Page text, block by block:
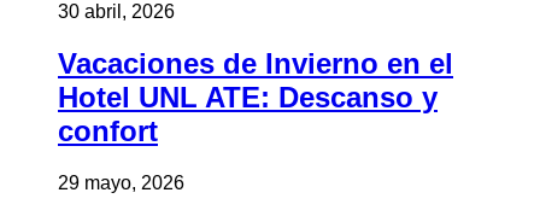
30 abril, 2026
Vacaciones de Invierno en el
Hotel UNL ATE: Descanso y
confort
29 mayo, 2026